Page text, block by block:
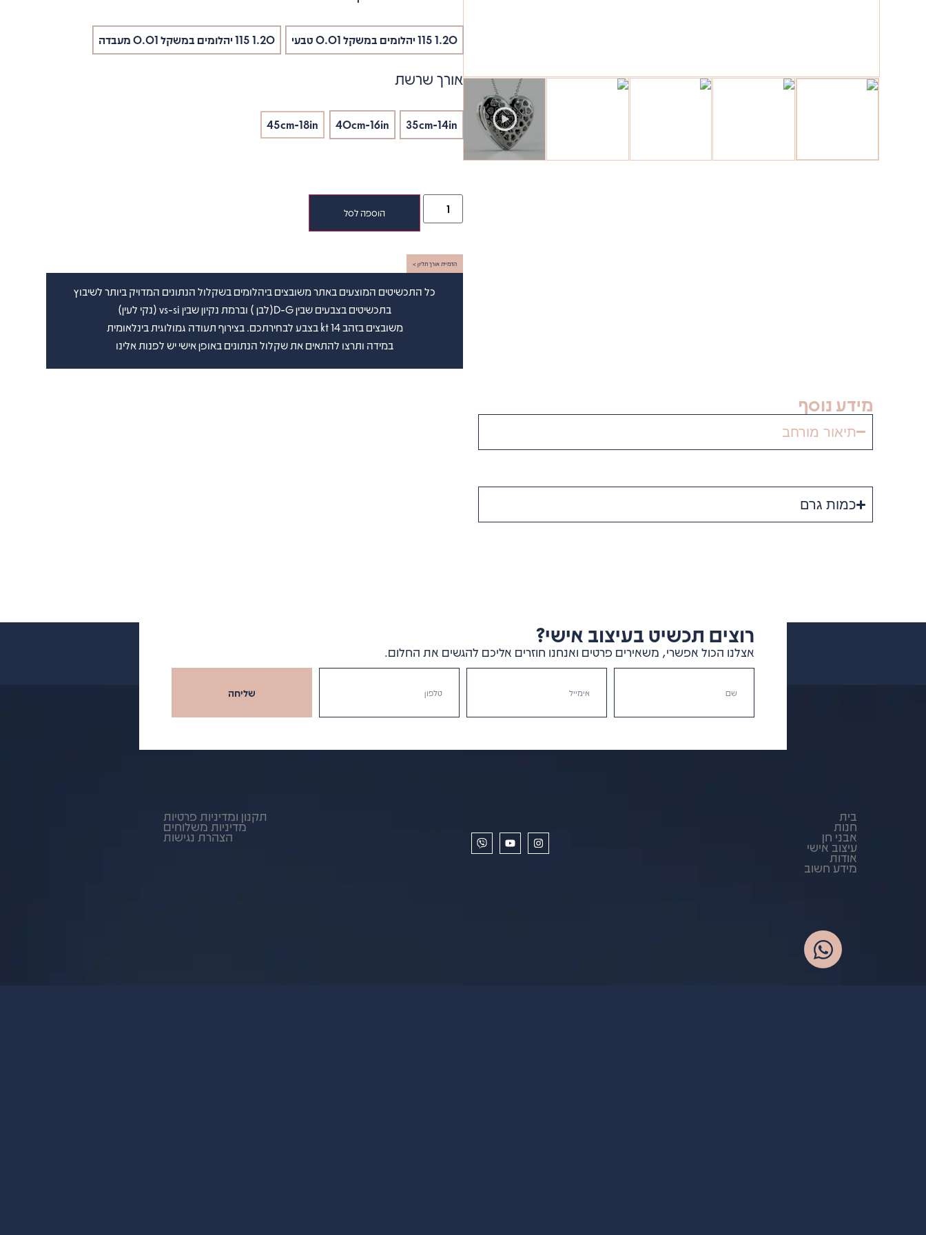
1.20 115 יהלומים במשקל 0.01 טבעי 1.20 115 יהלומים במשקל 0.01 מעבדה
אורך שרשת
35cm-14in
40cm-16in
45cm-18in
הוספה לסל
הדמיית אורך תליון >
כל התכשיטים המוצעים באתר משובצים ביהלומים בשקלול הנתונים המדויק ביותר לשיבוץ
בתכשיטים בצבעים שבין D-G(לבן ) וברמת נקיון שבין vs-si (נקי לעין)
משובצים בזהב 14 kt בצבע לבחירתכם. בצירוף תעודה גמולוגית בינלאומית
במידה ותרצו להתאים את שקלול הנתונים באופן אישי יש לפנות אלינו
מידע נוסף
תיאור מורחב
כמות גרם
רוצים תכשיט בעיצוב אישי?
אצלנו הכול אפשרי, משאירים פרטים ואנחנו חוזרים אליכם להגשים את החלום.
שליחה
בית
חנות
אבני חן
עיצוב אישי
אודות
מידע חשוב
תקנון ומדיניות פרטיות
מדיניות משלוחים
הצהרת נגישות